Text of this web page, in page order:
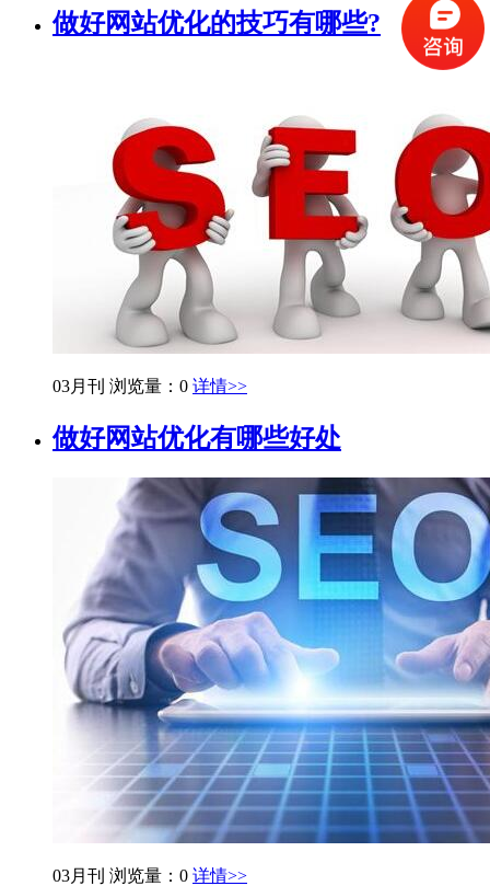
做好网站优化的技巧有哪些?
03月刊 浏览量：0 详情>>
做好网站优化有哪些好处
03月刊 浏览量：0 详情>>